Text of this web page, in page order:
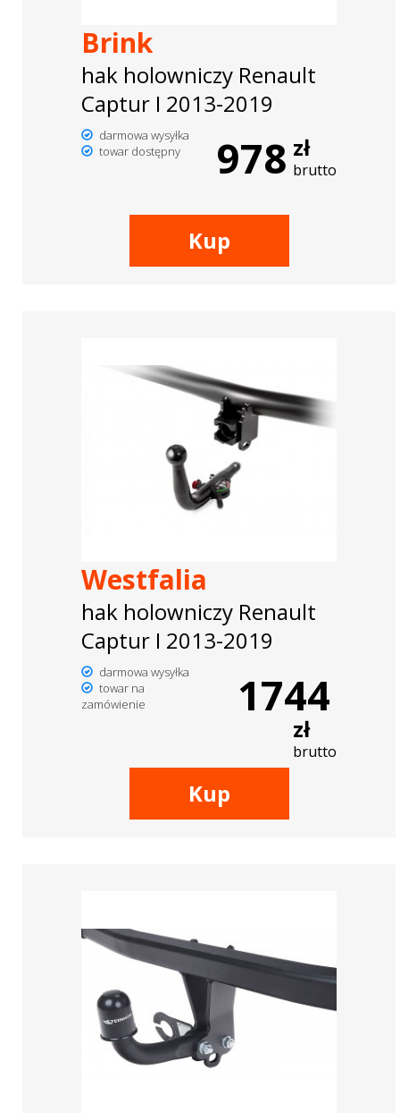
Brink
hak holowniczy Renault
Captur I 2013-2019
darmowa wysyłka
towar dostępny
978 zł
brutto
Kup
Westfalia
hak holowniczy Renault
Captur I 2013-2019
darmowa wysyłka
towar na
zamówienie
1744
zł
brutto
Kup